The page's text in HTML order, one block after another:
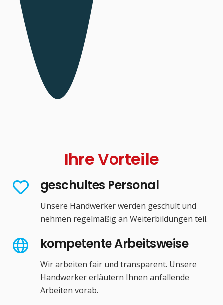
Ihre Vorteile
geschultes Personal
Unsere Handwerker werden geschult und
nehmen regelmäßig an Weiterbildungen teil.
kompetente Arbeitsweise
Wir arbeiten fair und transparent. Unsere
Handwerker erläutern Ihnen anfallende
Arbeiten vorab.